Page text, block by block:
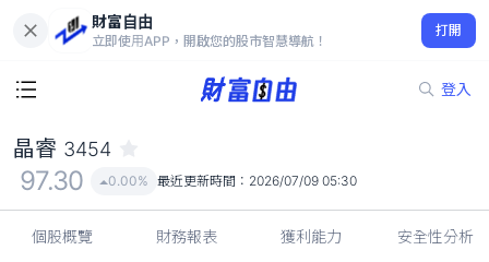
財富自由
立即使用APP，開啟您的股市智慧導航！
打開
登入
97.30
0.00%
晶睿 3454
97.30 0.00% 最近更新時間： 2026/07/09 05:30
個股概覽 財務報表 獲利能力 安全性分析